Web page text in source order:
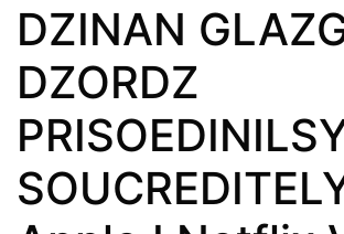
DZINAN
DZORDZ